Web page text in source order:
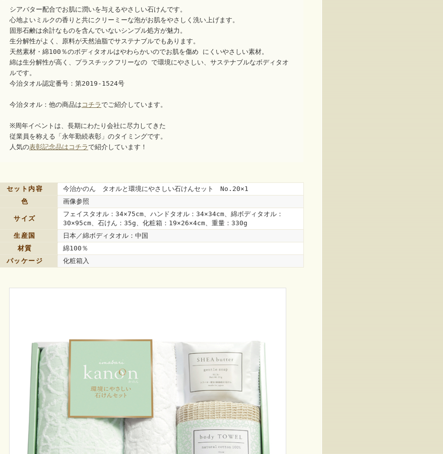
シアバター配合でお肌に潤いを与えるやさしい石けんです。
心地よいミルクの香りと共にクリーミーな泡がお肌をやさしく洗い上げます。
固形石鹸は余計なものを含んでいないシンプル処方が魅力。
生分解性がよく、原料が天然油脂でサステナブルでもあります。
天然素材・綿100％のボディタオルはやわらかいのでお肌を傷め にくいやさしい素材。
綿は生分解性が高く、プラスチックフリーなの で環境にやさしい、サステナブルなボディタオ
ルです。
今治タオル認定番号：第2019-1524号
今治タオル：他の商品は コチラでご紹介しています。
※周年イベントは、長期にわたり会社に尽力してきた
従業員を称える「永年勤続表彰」のタイミングです。
人気の表彰記念品はコチラで紹介しています！
セット内容
今治かのん タオルと環境にやさしい石けんセット No.20×1
色
画像参照
サイズ
フェイスタオル：34×75cm、ハンドタオル：34×34cm、綿ボディタオル：
30×95cm、石けん：35g、化粧箱：19×26×4cm、重量：330g
生産国
日本／綿ボディタオル：中国
材質
綿100％
パッケージ
化粧箱入